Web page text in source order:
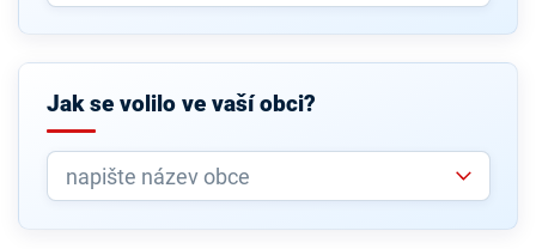
Jak se volilo ve vaší obci?